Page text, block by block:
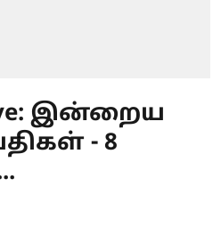
இன்றைய
- 8